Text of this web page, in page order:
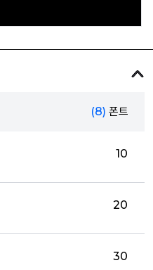
(8) 폰트
10
20
30